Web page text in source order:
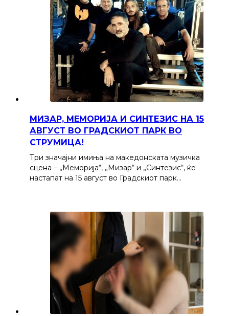
МИЗАР, МЕМОРИЈА И СИНТЕЗИС НА 15
АВГУСТ ВО ГРАДСКИОТ ПАРК ВО
СТРУМИЦА!
Три значајни имиња на македонската музичка
сцена – „Меморија“, „Мизар“ и „Синтезис“, ќе
настапат на 15 август во Градскиот парк…